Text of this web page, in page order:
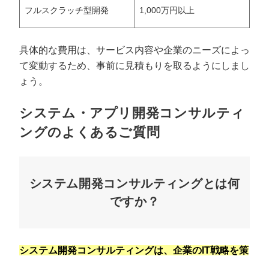
フルスクラッチ型開発 1,000万円以上
具体的な費用は、サービス内容や企業のニーズによっ
て変動するため、事前に見積もりを取るようにしまし
ょう。
システム・アプリ開発コンサルティ
ングのよくあるご質問
システム開発コンサルティングとは何
ですか？
システム開発コンサルティングは、企業のIT戦略を策